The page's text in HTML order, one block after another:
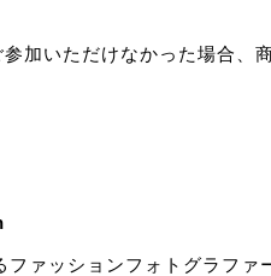
加いただけなかった場合、
ァッションフォトグラファ